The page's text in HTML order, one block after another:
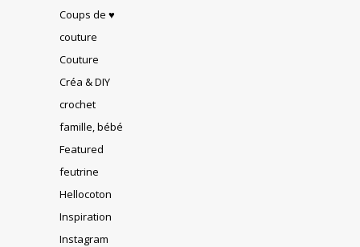
Coups de ♥
couture
Couture
Créa & DIY
crochet
famille, bébé
Featured
feutrine
Hellocoton
Inspiration
Instagram